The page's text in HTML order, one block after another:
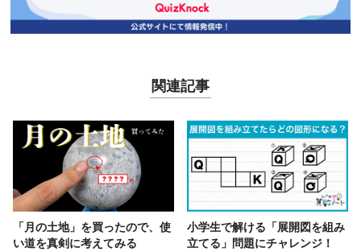
関連記事
「月の土地」を買ったので、使
い道を真剣に考えてみる
小学生で解ける「展開図を組み
立てる」問題にチャレンジ！